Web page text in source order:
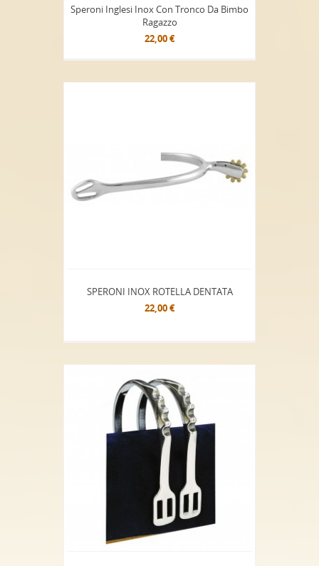
Speroni Inglesi Inox Con Tronco Da Bimbo
Ragazzo
22,00 €
SPERONI INOX ROTELLA DENTATA
22,00 €